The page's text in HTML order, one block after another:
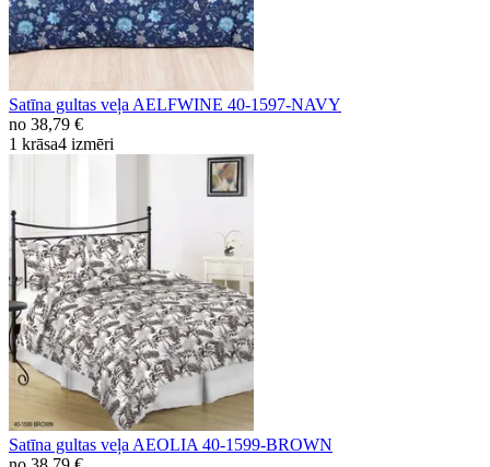
Satīna gultas veļa AELFWINE 40-1597-NAVY
no 38,79 €
1 krāsa4 izmēri
Satīna gultas veļa AEOLIA 40-1599-BROWN